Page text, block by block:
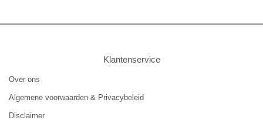
Klantenservice
Over ons
Algemene voorwaarden & Privacybeleid
Disclaimer